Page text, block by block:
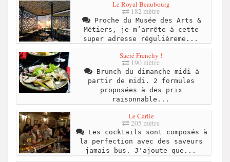
Le Royal Beaubourg
182 mètre
Proche du Musée des Arts &
Métiers, je m’arrête à cette
super adresse régulièreme...
Sacré Frenchy !
190 mètre
Brunch du dimanche midi à
partir de midi. 2 formules
proposées à des prix
raisonnable...
Le Carlie
205 mètre
Les cocktails sont composés à
la perfection avec des saveurs
jamais bus. J'ajoute que...